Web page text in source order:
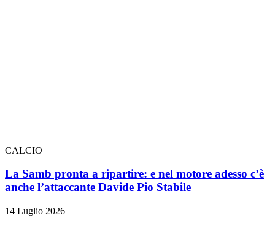
CALCIO
La Samb pronta a ripartire: e nel motore adesso c’è
anche l’attaccante Davide Pio Stabile
14 Luglio 2026